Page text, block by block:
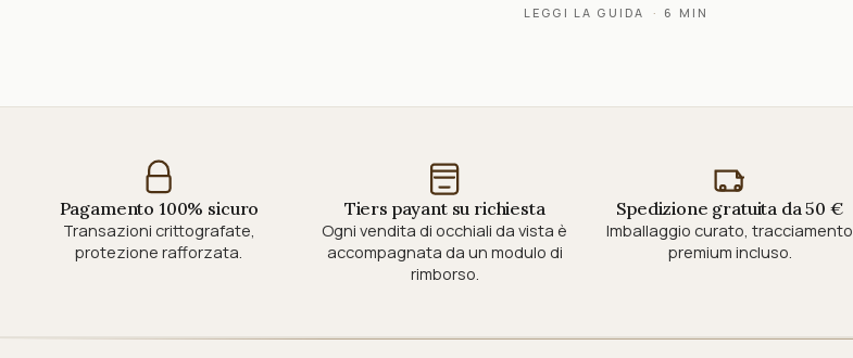
LEGGI LA GUIDA · 6 MIN
Pagamento 100% sicuro
Transazioni crittografate,
protezione rafforzata.
Tiers payant su richiesta
Ogni vendita di occhiali da vista è
accompagnata da un modulo di
rimborso.
Spedizione gratuita da 50 €
Imballaggio curato, tracciamento
premium incluso.